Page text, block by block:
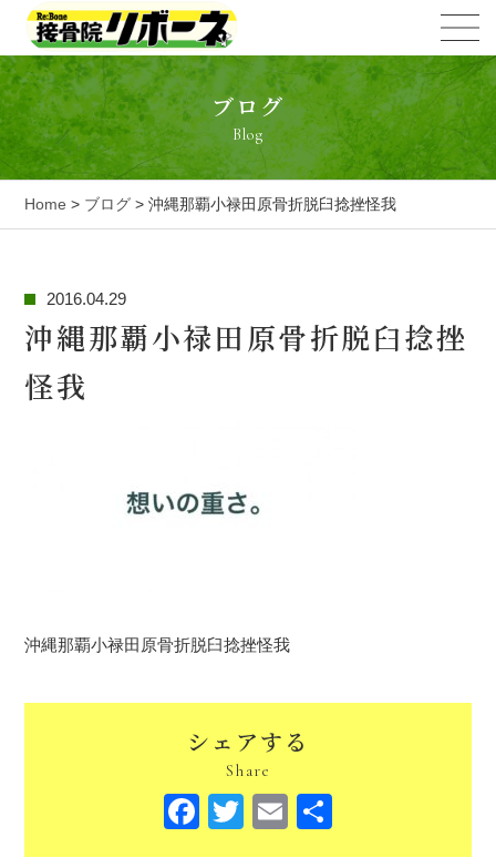
ブログ
Blog
Home > ブログ > 沖縄那覇小禄田原骨折脱臼捻挫怪我
2016.04.29
沖縄那覇小禄田原骨折脱臼捻挫
怪我
沖縄那覇小禄田原骨折脱臼捻挫怪我
シェアする
Share
Facebook
TwitterEmail
有